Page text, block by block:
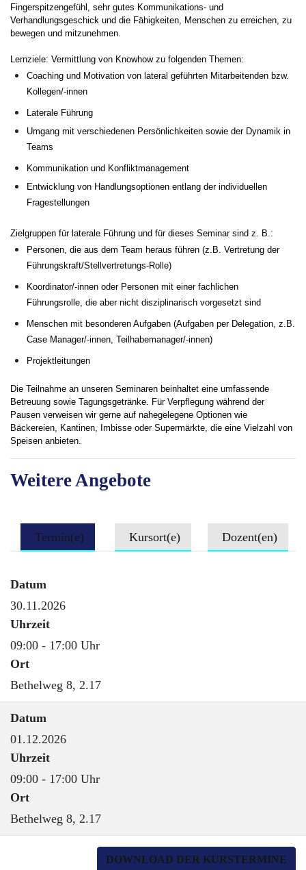
Fingerspitzengefühl, sehr gutes Kommunikations- und
Verhandlungsgeschick und die Fähigkeiten, Menschen zu erreichen, zu
bewegen und mitzunehmen.
Lernziele: Vermittlung von Knowhow zu folgenden Themen:
Coaching und Motivation von lateral geführten Mitarbeitenden bzw.
Kollegen/-innen
Laterale Führung
Umgang mit verschiedenen Persönlichkeiten sowie der Dynamik in
Teams
Kommunikation und Konfliktmanagement
Entwicklung von Handlungsoptionen entlang der individuellen
Fragestellungen
Zielgruppen für laterale Führung und für dieses Seminar sind z. B.:
Personen, die aus dem Team heraus führen (z.B. Vertretung der
Führungskraft/Stellvertretungs-Rolle)
Koordinator/-innen oder Personen mit einer fachlichen
Führungsrolle, die aber nicht disziplinarisch vorgesetzt sind
Menschen mit besonderen Aufgaben (Aufgaben per Delegation, z.B.
Case Manager/-innen, Teilhabemanager/-innen)
Projektleitungen
Die Teilnahme an unseren Seminaren beinhaltet eine umfassende
Betreuung sowie Tagungsgetränke. Für Verpflegung während der
Pausen verweisen wir gerne auf nahegelegene Optionen wie
Bäckereien, Kantinen, Imbisse oder Supermärkte, die eine Vielzahl von
Speisen anbieten.
Weitere Angebote
Termin(e) Kursort(e) Dozent(en)
Datum
30.11.2026
Uhrzeit
09:00 - 17:00 Uhr
Ort
Bethelweg 8, 2.17
Datum
01.12.2026
Uhrzeit
09:00 - 17:00 Uhr
Ort
Bethelweg 8, 2.17
DOWNLOAD DER KURSTERMINE